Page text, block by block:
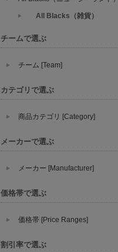
All Blacks（雑貨）
チームで選ぶ
チーム [Team]
カテゴリで選ぶ
商品カテゴリ [Category]
メーカーで選ぶ
メーカー [Manufacturer]
価格帯で選ぶ
価格帯 [Price Ranges]
割引率で選ぶ